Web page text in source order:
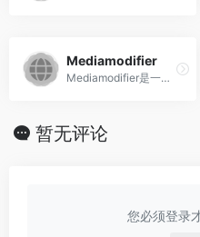
Mediamodifier‌
‌Mediamodifier‌是一个在线的logo设计网站，提供丰富的免费素材资源和多种设计工具，适合用户自行设计或使用模板进行logo创作。该网站拥有详细的素材分类，用户可以直接使用模板或自行设计logo样式，但需要注册登录后才能设计保存，普通用户保存的logo会有水印‌。
暂无评论
您必须登录